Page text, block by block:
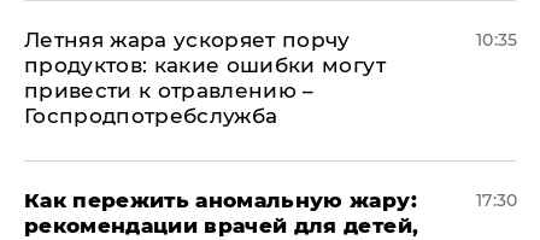
Летняя жара ускоряет порчу
продуктов: какие ошибки могут
привести к отравлению –
Госпродпотребслужба
10:35
Как пережить аномальную жару:
рекомендации врачей для детей,
17:30